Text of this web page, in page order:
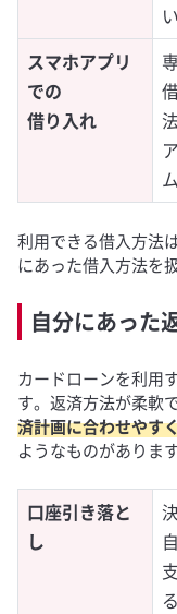
スマホアプリ
での
借り入れ
利用できる借入方法
にあった借入方法を
自分にあった
カードローンを利用
す。返済方法が柔軟
済計画に合わせやす
ようなものがあります
口座引き落と
し